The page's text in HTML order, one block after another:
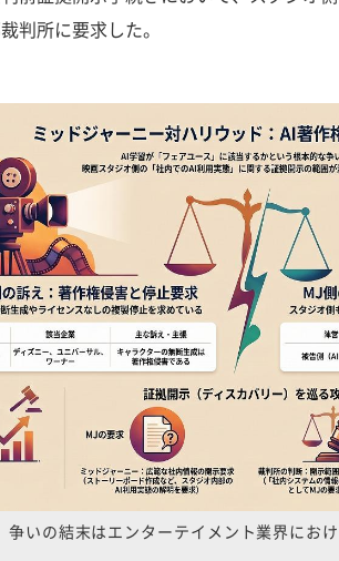
判所に要求した。
争いの結末はエンターテイメント業界にお